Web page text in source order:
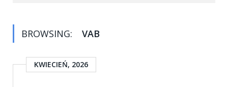
BROWSING: VAB
KWIECIEŃ, 2026